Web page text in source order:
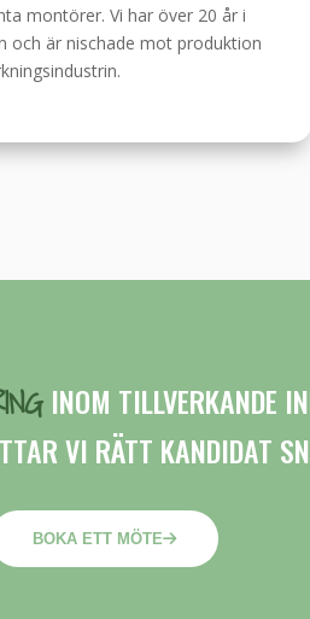
montörer. Vi har över 20 år i
och är nischade mot produktion
INOM TILLVERKANDE
VI RÄTT KANDIDAT
BOKA ETT MÖTE